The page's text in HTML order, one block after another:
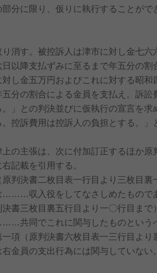
分に限り、仮りに執行することがで
消す。被控訴人は津市に対し金七六
以降支払ずみに至るまで年五分の割
し金五万円およびこれに対する昭和
分の割合による金員を支払え。訴訟
」との判決並びに仮執行の宣言を求
控訴費用は控訴人の負担とする。」
の主張は、次に付加訂正するほか原
記載を引用する。
判決書二枚目表一行目より三枚目裏
………収入役をしてなさしめたもので
決書三枚目裏五行目より一〇行目ま
共同でこれに関与したものという
項（原判決書六枚目表一三行目より
金員の支出行為には関与していない